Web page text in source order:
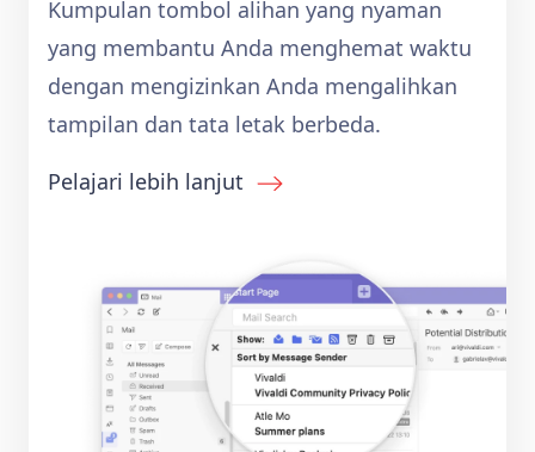
Kumpulan tombol alihan yang nyaman
yang membantu Anda menghemat waktu
dengan mengizinkan Anda mengalihkan
tampilan dan tata letak berbeda.
Pelajari lebih lanjut